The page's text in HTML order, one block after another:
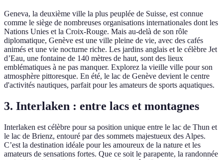
Geneva, la deuxième ville la plus peuplée de Suisse, est connue
comme le siège de nombreuses organisations internationales dont les
Nations Unies et la Croix-Rouge. Mais au-delà de son rôle
diplomatique, Genève est une ville pleine de vie, avec des cafés
animés et une vie nocturne riche. Les jardins anglais et le célèbre Jet
d’Eau, une fontaine de 140 mètres de haut, sont des lieux
emblématiques à ne pas manquer. Explorez la vieille ville pour son
atmosphère pittoresque. En été, le lac de Genève devient le centre
d'activités nautiques, parfait pour les amateurs de sports aquatiques.
3. Interlaken : entre lacs et montagnes
Interlaken est célèbre pour sa position unique entre le lac de Thun et
le lac de Brienz, entouré par des sommets majestueux des Alpes.
C’est la destination idéale pour les amoureux de la nature et les
amateurs de sensations fortes. Que ce soit le parapente, la randonnée